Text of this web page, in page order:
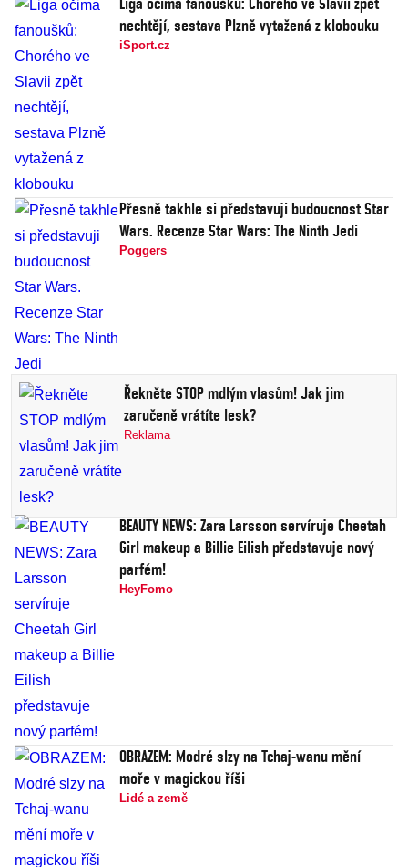
nechtějí, sestava Plzně vytažená z klobouku
iSport.cz
Přesně takhle si představuji budoucnost Star
Wars. Recenze Star Wars: The Ninth Jedi
Poggers
Řekněte STOP mdlým vlasům! Jak jim
zaručeně vrátíte lesk?
Reklama
BEAUTY NEWS: Zara Larsson servíruje Cheetah
Girl makeup a Billie Eilish představuje nový
parfém!
HeyFomo
OBRAZEM: Modré slzy na Tchaj-wanu mění
moře v magickou říši
Lidé a země